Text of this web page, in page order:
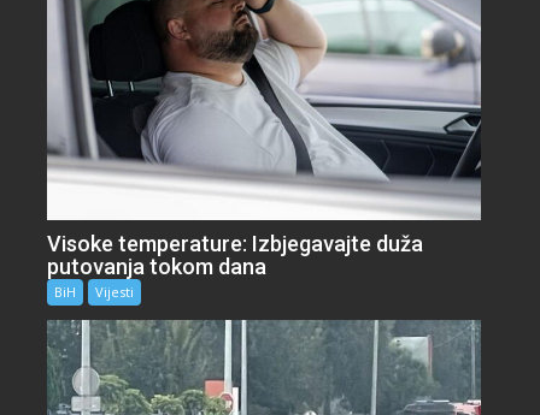
Visoke temperature: Izbjegavajte duža
putovanja tokom dana
BiH Vijesti